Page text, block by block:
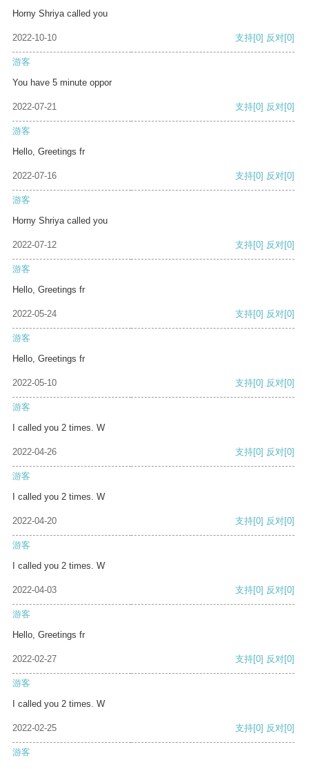
Horny Shriya called you
2022-10-10 支持[0] 反对[0]
游客
You have 5 minute oppor
2022-07-21 支持[0] 反对[0]
游客
Hello, Greetings fr
2022-07-16 支持[0] 反对[0]
游客
Horny Shriya called you
2022-07-12 支持[0] 反对[0]
游客
Hello, Greetings fr
2022-05-24 支持[0] 反对[0]
游客
Hello, Greetings fr
2022-05-10 支持[0] 反对[0]
游客
I called you 2 times. W
2022-04-26 支持[0] 反对[0]
游客
I called you 2 times. W
2022-04-20 支持[0] 反对[0]
游客
I called you 2 times. W
2022-04-03 支持[0] 反对[0]
游客
Hello, Greetings fr
2022-02-27 支持[0] 反对[0]
游客
I called you 2 times. W
2022-02-25 支持[0] 反对[0]
游客